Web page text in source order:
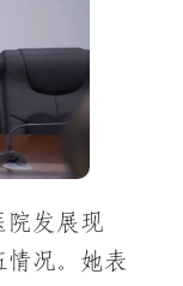
院发展现
情况。她表